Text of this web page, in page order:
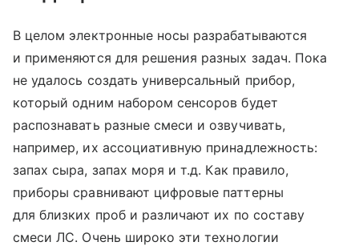
В целом электронные носы разрабатываются
и применяются для решения разных задач. Пока
не удалось создать универсальный прибор,
который одним набором сенсоров будет
распознавать разные смеси и озвучивать,
например, их ассоциативную принадлежность:
запах сыра, запах моря и т.д. Как правило,
приборы сравнивают цифровые паттерны
для близких проб и различают их по составу
смеси ЛС. Очень широко эти технологии